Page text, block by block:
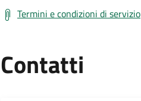
Termini e condizioni di servizio
Contatti